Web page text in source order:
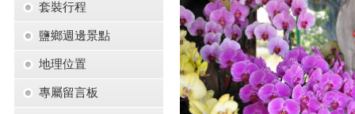
套裝行程
鹽鄉週邊景點
地理位置
專屬留言板